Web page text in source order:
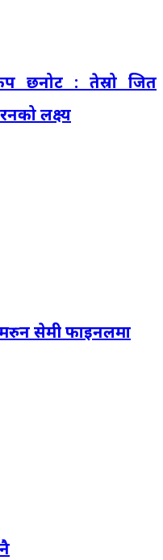
छनोट : तेस्रो जित
लक्ष्य
सेमी फाइनलमा